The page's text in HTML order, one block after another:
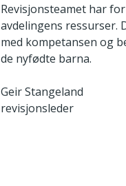
Revisjonsteamet har
avdelingens ressurser.
med kompetansen og
de nyfødte barna.
Geir Stangeland
revisjonsleder